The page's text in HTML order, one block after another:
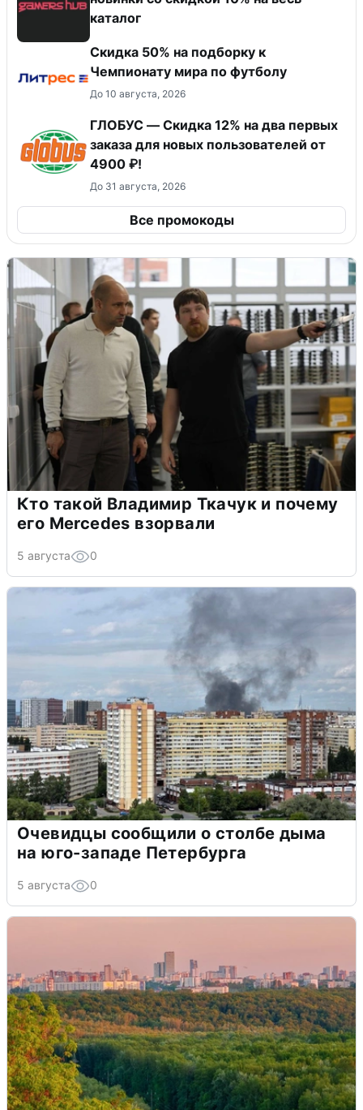
каталог
Скидка 50% на подборку к
Чемпионату мира по футболу
До 10 августа, 2026
ГЛОБУС — Скидка 12% на два первых
заказа для новых пользователей от
4900 ₽!
До 31 августа, 2026
Все промокоды
Кто такой Владимир Ткачук и почему
его Mercedes взорвали
5 августа 0
Очевидцы сообщили о столбе дыма
на юго-западе Петербурга
5 августа 0